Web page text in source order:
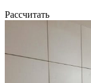
Рассчитать